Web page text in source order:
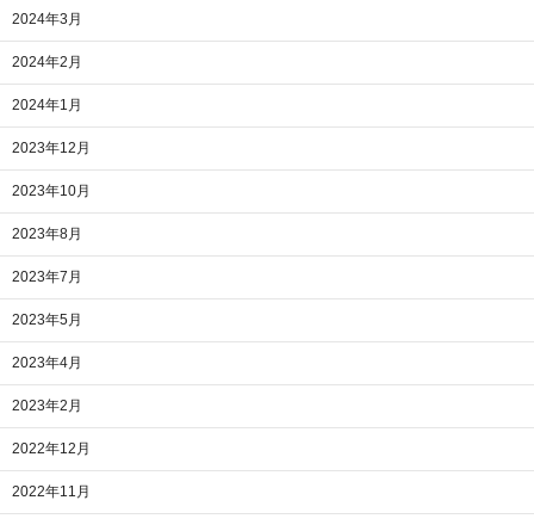
2024年3月
2024年2月
2024年1月
2023年12月
2023年10月
2023年8月
2023年7月
2023年5月
2023年4月
2023年2月
2022年12月
2022年11月